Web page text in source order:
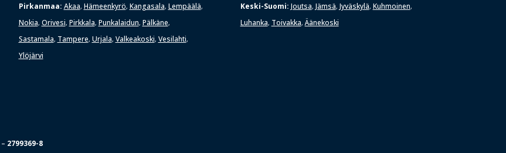
Pirkanmaa: Akaa, Hämeenkyrö, Kangasala, Lempäälä,
Nokia, Orivesi, Pirkkala, Punkalaidun, Pälkäne,
Sastamala, Tampere, Urjala, Valkeakoski, Vesilahti,
Ylöjärvi
Keski-Suomi: Joutsa, Jämsä, Jyväskylä, Kuhmoinen,
Luhanka, Toivakka,Äänekoski
– 2799369-8